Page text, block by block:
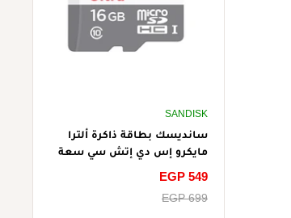
SANDISK
سانديسك بطاقة ذاكرة ألترا
مايكرو إس دي إتش سي سعة
سعر
EGP 549
سعر
EGP 699